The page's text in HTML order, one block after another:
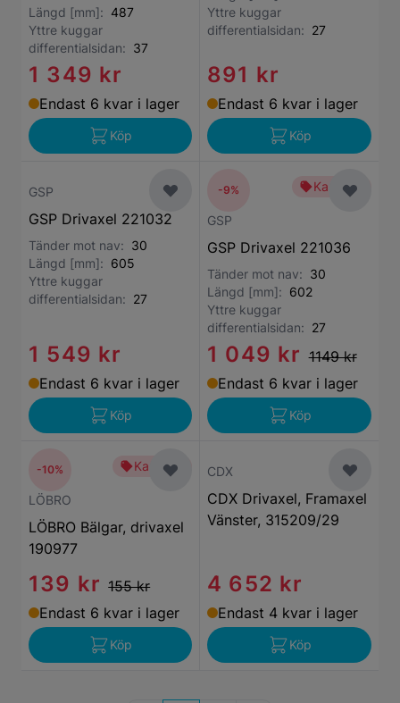
Längd [mm]: 487
Yttre kuggar
differentialsidan: 37
1 349 kr
Endast 6 kvar i lager
Köp
Yttre kuggar
differentialsidan: 27
891 kr
Endast 6 kvar i lager
Köp
GSP
GSP Drivaxel 221032
Tänder mot nav: 30
Längd [mm]: 605
Yttre kuggar
differentialsidan: 27
1 549 kr
Endast 6 kvar i lager
Köp
Kampanj
GSP
GSP Drivaxel 221036
Tänder mot nav: 30
Längd [mm]: 602
Yttre kuggar
differentialsidan: 27
1 049 kr 1149 kr
-9%
Endast 6 kvar i lager
Köp
Kampanj
LÖBRO
LÖBRO Bälgar, drivaxel
190977
139 kr 155 kr
-10%
Endast 6 kvar i lager
Köp
CDX
CDX Drivaxel, Framaxel
Vänster, 315209/29
4 652 kr
Endast 4 kvar i lager
Köp